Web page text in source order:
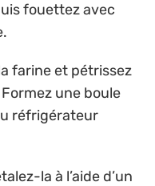
fouettez avec
farine et pétrissez
une boule
réfrigérateur
la à l’aide d’un